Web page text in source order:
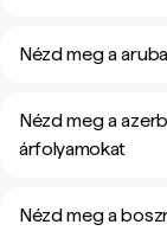
Nézd meg a
Nézd meg a
árfolyamokat
Nézd meg a